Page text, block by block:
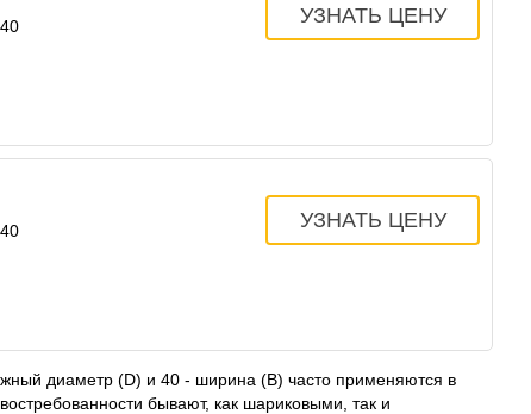
диаметр (D) и 40 - ширина (B) часто применяются в
бывают, как шариковыми, так и